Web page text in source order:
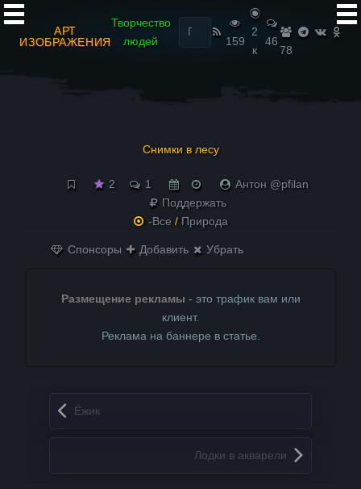
АРТ
ИЗОБРАЖЕНИЯ
Творчество
людей
Найти:
159
2
к
46
78
Снимки в лесу
2 1
Антон @pfilan
Поддержать
-Все / Природа
Спонсоры Добавить Убрать
Размещение рекламы - это трафик вам или
клиент.
Реклама на баннере в статье.
Запись навигация
Е́жик
Лодки в акварели